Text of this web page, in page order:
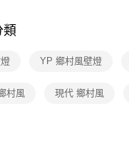
類
YP 鄉村風壁燈
村風 現代 鄉村風